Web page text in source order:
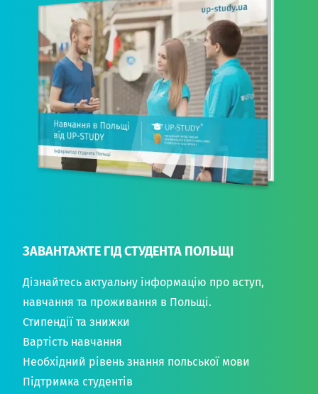
ЗАВАНТАЖТЕ ГІД СТУДЕНТА ПОЛЬЩІ
Дізнайтесь актуальну інформацію про вступ,
навчання та проживання в Польщі.
Стипендії та знижки
Вартість навчання
Необхідний рівень знання польської мови
Підтримка студентів